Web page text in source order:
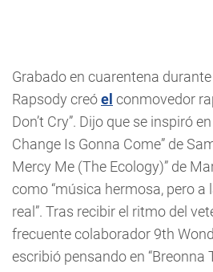
Grabado en cuarentena
Rapsody creóel conmovedor
Don’t Cry”. Dijo que se inspiró
Change Is Gonna Come” de
Mercy Me (The Ecology)” de
como “música hermosa, pero a
real”. Tras recibir el ritmo del
frecuente colaborador 9th
escribió pensando en “Breonna